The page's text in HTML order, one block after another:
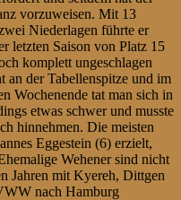
vorzuweisen. Mit 13
Niederlagen führte er
letzten Saison von Platz 15
komplett ungeschlagen
an der Tabellenspitze und im
Wochenende tat man sich in
etwas schwer und musste
hinnehmen. Die meisten
Eggestein (6) erzielt,
Wehener sind nicht
Jahren mit Kyereh, Dittgen
nach Hamburg